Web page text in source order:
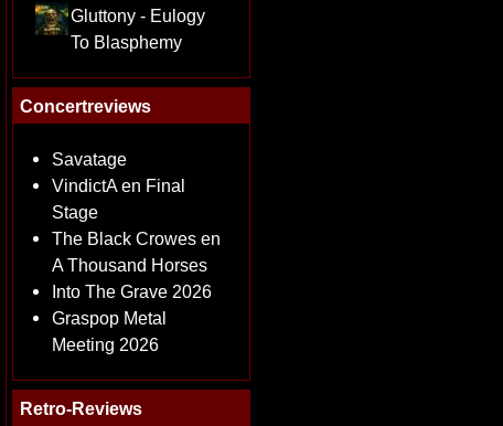
Gluttony - Eulogy
To Blasphemy
Concertreviews
Savatage
VindictA en Final
Stage
The Black Crowes en
A Thousand Horses
Into The Grave 2026
Graspop Metal
Meeting 2026
Retro-Reviews